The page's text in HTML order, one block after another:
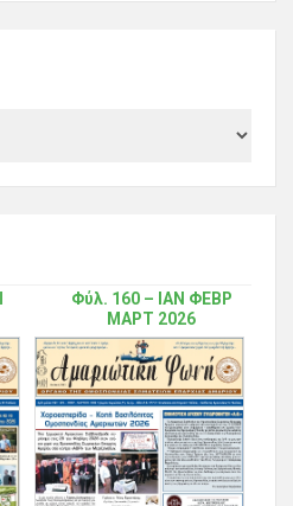
Φύλ. 160 – ΙΑΝ ΦΕΒΡ
ΜΑΡΤ 2026